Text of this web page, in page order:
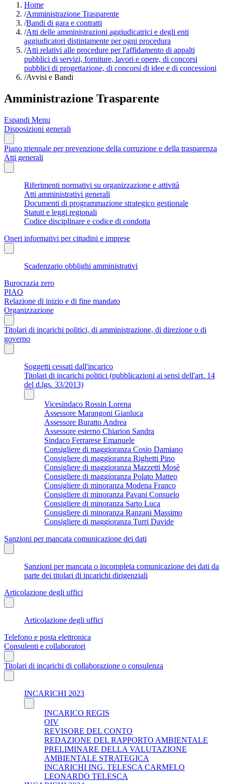
Home
/Amministrazione Trasparente
/Bandi di gara e contratti
/Atti delle amministrazioni aggiudicatrici e degli enti
aggiudicatori distintamente per ogni procedura
/Atti relativi alle procedure per l'affidamento di appalti
pubblici di servizi, forniture, lavori e opere, di concorsi
pubblici di progettazione, di concorsi di idee e di concessioni
/Avvisi e Bandi
Amministrazione Trasparente
Espandi Menu
Disposizioni generali
Piano triennale per prevenzione della corruzione e della trasparenza
Atti generali
Riferimenti normativi su organizzazione e attività
Atti amministrativi generali
Documenti di programmazione strategico gestionale
Statuti e leggi regionali
Codice disciplinare e codice di condotta
Oneri informativi per cittadini e imprese
Scadenzario obblighi amministrativi
Burocrazia zero
PIAO
Relazione di inizio e di fine mandato
Organizzazione
Titolari di incarichi politici, di amministrazione, di direzione o di
governo
Soggetti cessati dall'incarico
Titolari di incarichi politici (pubblicazioni ai sensi dell'art. 14
del d.lgs. 33/2013)
Vicesindaco Rossin Lorena
Assessore Marangoni Gianluca
Assessore Buratto Andrea
Assessore esterno Chiarion Sandra
Sindaco Ferrarese Emanuele
Consigliere di maggioranza Cosio Damiano
Consigliere di maggioranza Righetti Pino
Consigliere di maggioranza Mazzetti Mosè
Consigliere di maggioranza Polato Matteo
Consigliere di minoranza Modena Franco
Consigliere di minoranza Pavani Consuelo
Consigliere di minoranza Sarto Luca
Consigliere di minoranza Ranzani Massimo
Consigliere di maggioranza Turri Davide
Sanzioni per mancata comunicazione dei dati
Sanzioni per mancata o incompleta comunicazione dei dati da
parte dei titolari di incarichi dirigenziali
Articolazione degli uffici
Articolazione degli uffici
Telefono e posta elettronica
Consulenti e collaboratori
Titolari di incarichi di collaborazione o consulenza
INCARICHI 2023
INCARICO REGIS
OIV
REVISORE DEL CONTO
REDAZIONE DEL RAPPORTO AMBIENTALE
PRELIMINARE DELLA VALUTAZIONE
AMBIENTALE STRATEGICA
INCARICHI ING. TELESCA CARMELO
LEONARDO TELESCA